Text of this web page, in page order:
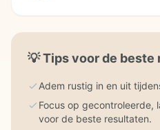
💡Tips voor de beste
Adem rustig in en uit
Focus op gecontroleerde,
voor de beste resultaten.